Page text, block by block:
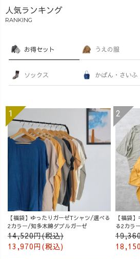
人気ランキング
RANKING
お得セット うえの服
ソックス かばん・さいふ
【福袋】ゆったりガーゼTシャツ/選べる
2カラー/知多木綿ダブルガーゼ
14,520円(税込)
13,970円(税込)
【福袋
る2カラ